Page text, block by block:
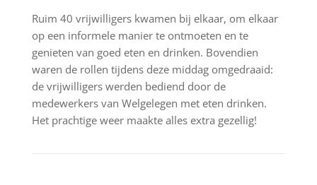
Ruim 40 vrijwilligers kwamen bij elkaar, om elkaar
op een informele manier te ontmoeten en te
genieten van goed eten en drinken. Bovendien
waren de rollen tijdens deze middag omgedraaid:
de vrijwilligers werden bediend door de
medewerkers van Welgelegen met eten drinken.
Het prachtige weer maakte alles extra gezellig!